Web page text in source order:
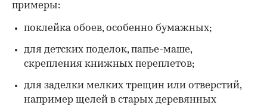
примеры:
поклейка обоев, особенно бумажных;
для детских поделок, папье-маше,
скрепления книжных переплетов;
для заделки мелких трещин или отверстий,
например щелей в старых деревянных